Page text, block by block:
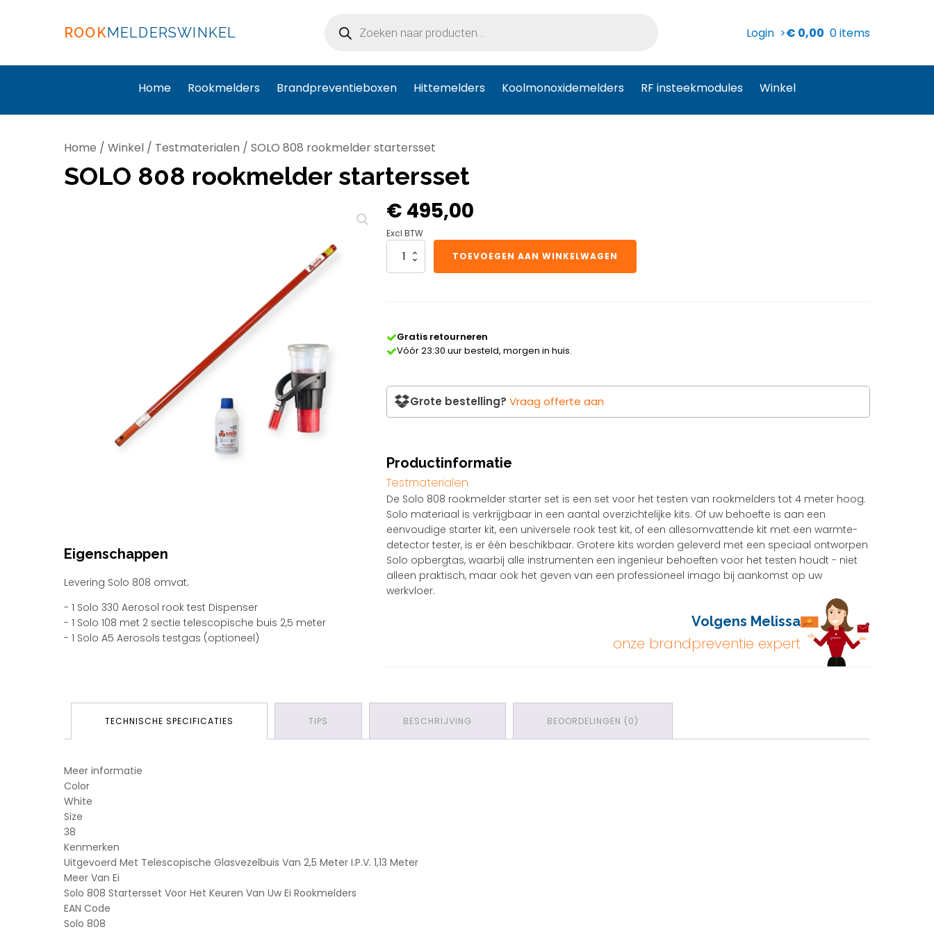
ROOKMELDERSWINKEL
Producten
zoeken
Login >€ 0,00 0 items
Home Rookmelders Brandpreventieboxen Hittemelders Koolmonoxidemelders RF insteekmodules Winkel
Home / Winkel / Testmaterialen / SOLO 808 rookmelder startersset
SOLO 808 rookmelder startersset
Eigenschappen
Levering Solo 808 omvat;
- 1 Solo 330 Aerosol rook test Dispenser
- 1 Solo 108 met 2 sectie telescopische buis 2,5 meter
- 1 Solo A5 Aerosols testgas (optioneel)
€ 495,00
Excl BTW
SOLO
TOEVOEGEN AAN WINKELWAGEN
Gratis retourneren
Vóór 23:30 uur besteld, morgen in huis.
Grote bestelling? Vraag offerte aan
Productinformatie
Testmaterialen
De Solo 808 rookmelder starter set is een set voor het testen van rookmelders tot 4 meter hoog.
Solo materiaal is verkrijgbaar in een aantal overzichtelijke kits. Of uw behoefte is aan een
eenvoudige starter kit, een universele rook test kit, of een allesomvattende kit met een warmte-
detector tester, is er één beschikbaar. Grotere kits worden geleverd met een speciaal ontworpen
Solo opbergtas, waarbij alle instrumenten een ingenieur behoeften voor het testen houdt - niet
alleen praktisch, maar ook het geven van een professioneel imago bij aankomst op uw
werkvloer.
Volgens Melissa
onze brandpreventie expert
TECHNISCHE SPECIFICATIES TIPS BESCHRIJVING BEOORDELINGEN (0)
Meer informatie
Color
White
Size
38
Kenmerken
Uitgevoerd Met Telescopische Glasvezelbuis Van 2,5 Meter I.P.V. 1,13 Meter
Meer Van Ei
Solo 808 Startersset Voor Het Keuren Van Uw Ei Rookmelders
EAN Code
Solo 808